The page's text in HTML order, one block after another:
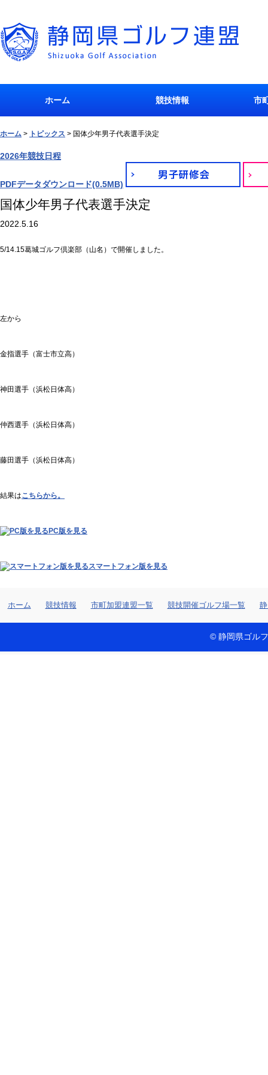
ホーム 競技情報 市
ホーム > トピックス > 国体少年男子代表選手決定
2026年競技日程
PDFデータダウンロード(0.5MB)
国体少年男子代表選手決定
2022.5.16
5/14.15葛城ゴルフ倶楽部（山名）で開催しました。
左から
金指選手（富士市立高）
神田選手（浜松日体高）
仲西選手（浜松日体高）
藤田選手（浜松日体高）
結果はこちらから。
PC版を見る
スマートフォン版を見る
ホーム 競技情報 市町加盟連盟一覧 競技開催ゴルフ場一覧
© 静岡県ゴル